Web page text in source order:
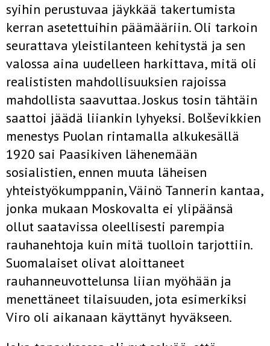
syihin perustuvaa jäykkää takertumista
kerran asetettuihin päämääriin. Oli tarkoin
seurattava yleistilanteen kehitystä ja sen
valossa aina uudelleen harkittava, mitä oli
realististen mahdollisuuksien rajoissa
mahdollista saavuttaa. Joskus tosin tähtäin
saattoi jäädä liiankin lyhyeksi. Bolševikkien
menestys Puolan rintamalla alkukesällä
1920 sai Paasikiven lähenemään
sosialistien, ennen muuta läheisen
yhteistyökumppanin, Väinö Tannerin kantaa,
jonka mukaan Moskovalta ei ylipäänsä
ollut saatavissa oleellisesti parempia
rauhanehtoja kuin mitä tuolloin tarjottiin.
Suomalaiset olivat aloittaneet
rauhanneuvottelunsa liian myöhään ja
menettäneet tilaisuuden, jota esimerkiksi
Viro oli aikanaan käyttänyt hyväkseen.